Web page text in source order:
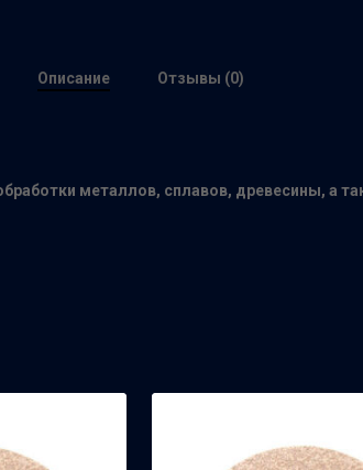
Описание Отзывы (0)
металлов, сплавов, древесины, а